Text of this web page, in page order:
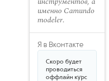
именно Camundo
modeler.
Я в Вконтакте
Скоро будет
проводиться
оффлайн курс